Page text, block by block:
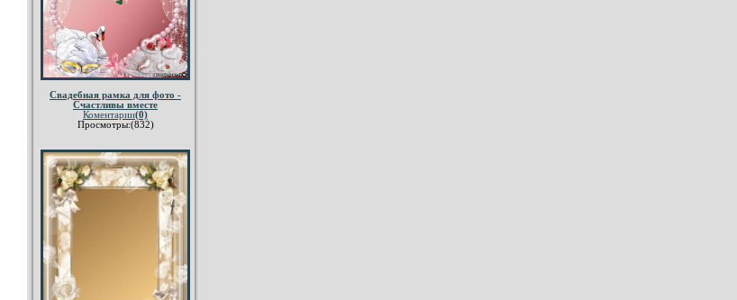
Свадебная рамка для фото -
Счастливы вместе
Коментарии(0)
Просмотры:(832)